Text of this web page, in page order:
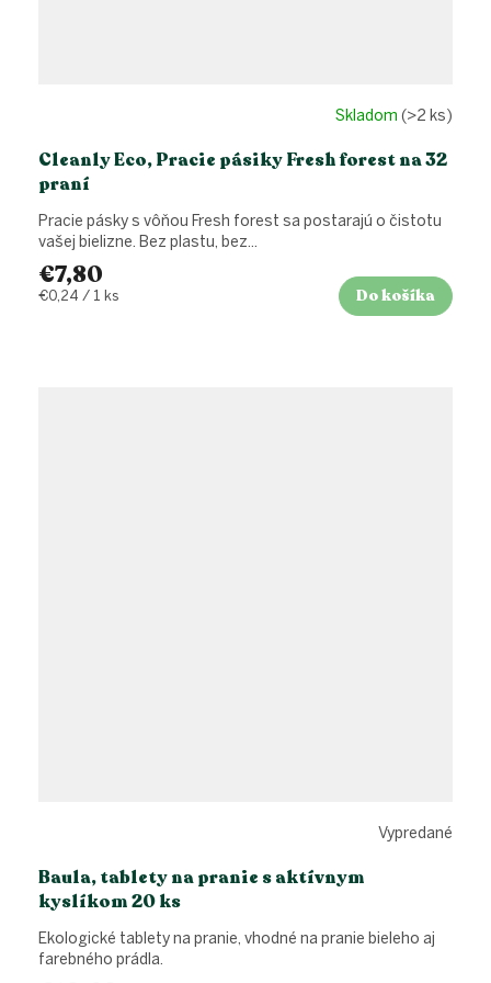
Cleanly Eco, Pracie pásiky Fresh forest na 32
praní
Skladom (>2 ks)
€7,80
Jednotková
€0,24 / 1 ks Do košíka
Pracie pásky s vôňou Fresh forest sa postarajú o čistotu
vašej bielizne. Bez plastu, bez...
Baula, tablety na pranie s aktívnym
kyslíkom 20 ks
Vypredané
Ekologické tablety na pranie, vhodné na pranie bieleho aj
farebného prádla.